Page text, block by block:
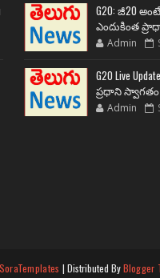
G20: జీ20
ఎందుకింత
Admin
G20 Live
ప్రధాని స్వాగతం
Admin
SoraTemplates | Distributed ByBlogger